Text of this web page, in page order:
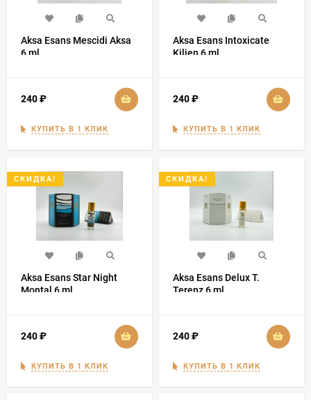
Aksa Esans Mescidi Aksa
6 ml
240₽
КУПИТЬ В 1 КЛИК
Aksa Esans Intoxicate
Kilien 6 ml
240₽
КУПИТЬ В 1 КЛИК
СКИДКА!
Aksa Esans Star Night
Montal 6 ml
240₽
КУПИТЬ В 1 КЛИК
СКИДКА!
Aksa Esans Delux T.
Terenz 6 ml
240₽
КУПИТЬ В 1 КЛИК